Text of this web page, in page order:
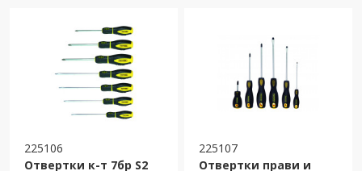
225106
Отвертки к-т 7бр S2
225107
Отвертки прави и